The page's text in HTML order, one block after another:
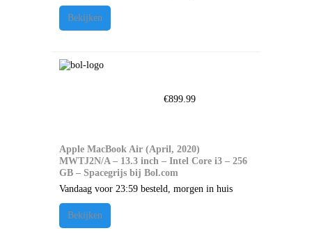
Bekijken
€899.99
Apple MacBook Air (April, 2020)
MWTJ2N/A – 13.3 inch – Intel Core i3 – 256
GB – Spacegrijs bij Bol.com
Vandaag voor 23:59 besteld, morgen in huis
Bekijken